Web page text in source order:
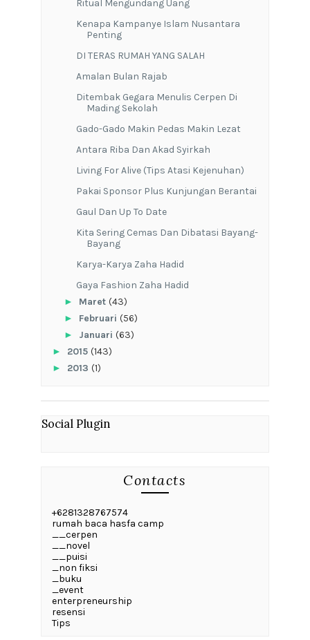
Ritual Mengundang Uang
Kenapa Kampanye Islam Nusantara
Penting
DI TERAS RUMAH YANG SALAH
Amalan Bulan Rajab
Ditembak Gegara Menulis Cerpen Di
Mading Sekolah
Gado-Gado Makin Pedas Makin Lezat
Antara Riba Dan Akad Syirkah
Living For Alive (Tips Atasi Kejenuhan)
Pakai Sponsor Plus Kunjungan Berantai
Gaul Dan Up To Date
Kita Sering Cemas Dan Dibatasi Bayang-
Bayang
Karya-Karya Zaha Hadid
Gaya Fashion Zaha Hadid
► Maret (43)
► Februari (56)
► Januari (63)
► 2015 (143)
► 2013 (1)
Social Plugin
Contacts
+6281328767574
rumah baca hasfa camp
__cerpen
__novel
__puisi
_non fiksi
_buku
_event
enterpreneurship
resensi
Tips